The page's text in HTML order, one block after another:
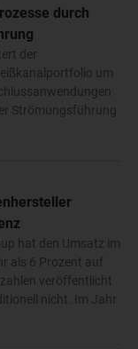
durch
der
um
Strömungsführung
hat den Umsatz im
als 6 Prozent auf
veröffentlicht
nicht. Im Jahr